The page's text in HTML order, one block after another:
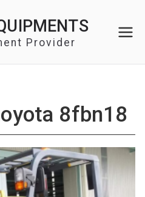
Provider
8fbn18